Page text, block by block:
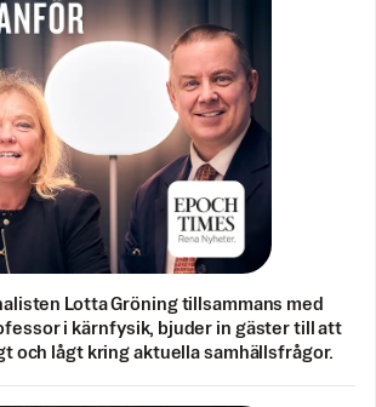
Lotta Gröning tillsammans med
i kärnfysik, bjuder in gäster till att
och lågt kring aktuella samhällsfrågor.